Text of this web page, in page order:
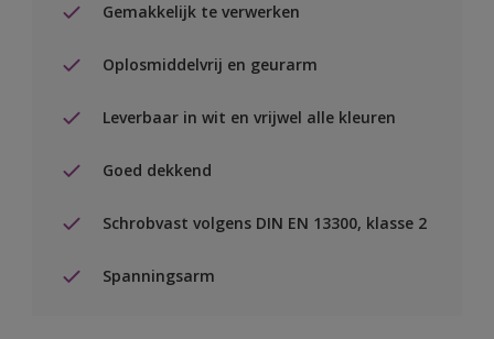
Gemakkelijk te verwerken
Oplosmiddelvrij en geurarm
Leverbaar in wit en vrijwel alle kleuren
Goed dekkend
Schrobvast volgens DIN EN 13300, klasse 2
Spanningsarm